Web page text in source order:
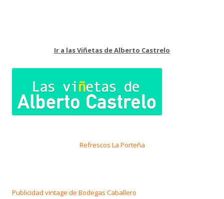
Ir a las Viñetas de Alberto Castrelo
Refrescos La Porteña
Publicidad vintage de Bodegas Caballero